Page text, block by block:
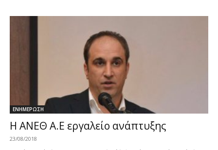
ΕΝΗΜΕΡΩΣΗ
Η ΑΝΕΘ Α.Ε εργαλείο ανάπτυξης
23/08/2018